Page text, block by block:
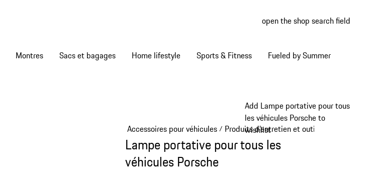
open the shop search field
Montres Sacs et bagages Home lifestyle Sports & Fitness Fueled by Summer
Add Lampe portative pour tous
les véhicules Porsche to
wishlist
Accessoires pour véhicules/ Produits d’entretien et outils
Lampe portative pour tous les
véhicules Porsche